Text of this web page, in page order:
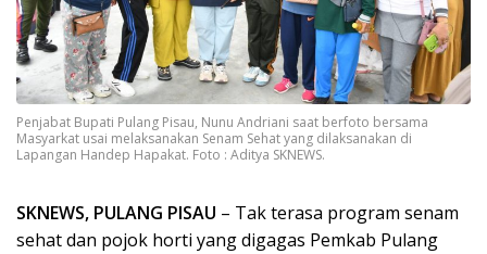
Penjabat Bupati Pulang Pisau, Nunu Andriani saat berfoto bersama
Masyarkat usai melaksanakan Senam Sehat yang dilaksanakan di
Lapangan Handep Hapakat. Foto : Aditya SKNEWS.
SKNEWS, PULANG PISAU – Tak terasa program senam
sehat dan pojok horti yang digagas Pemkab Pulang